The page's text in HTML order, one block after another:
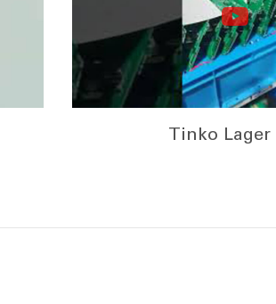
Tinko Lager